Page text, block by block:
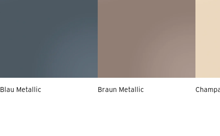
Blau Metallic Braun Metallic